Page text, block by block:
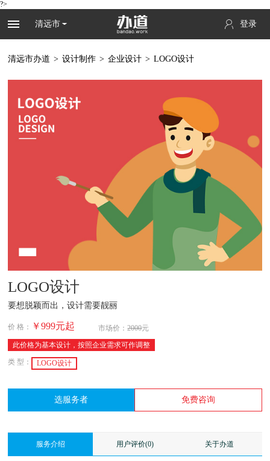
?>
清远市 登录
清远市办道 > 设计制作 > 企业设计 > LOGO设计
LOGO设计
要想脱颖而出，设计需要靓丽
市场价：2000元
价 格： ￥999元起
此价格为基本设计，按照企业需求可作调整
类 型：
LOGO设计
选服务者 免费咨询
服务介绍 用户评价(0) 关于办道